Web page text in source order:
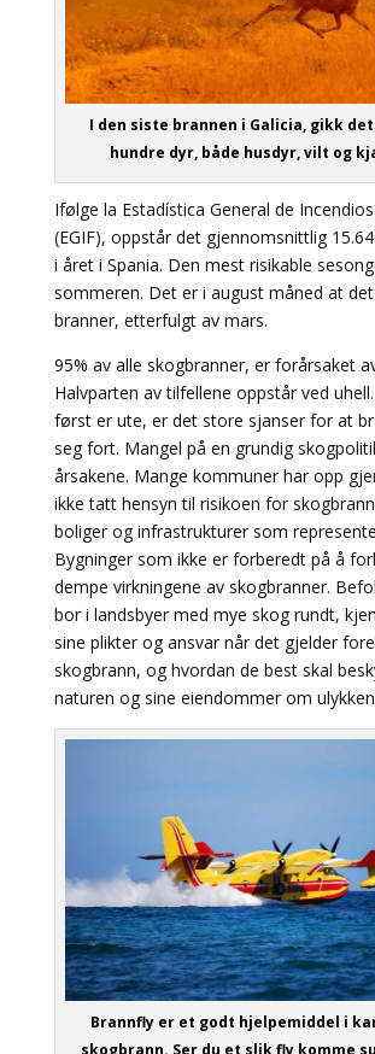
I den siste brannen i Galicia, gikk
hundre dyr, både husdyr, vilt og
Ifølge la Estadística General de
(EGIF), oppstår det gjennomsnittlig
i året i Spania. Den mest risikable
sommeren. Det er i august måned at
branner, etterfulgt av mars.
95% av alle skogbranner, er forårsaket
Halvparten av tilfellene oppstår ved
først er ute, er det store sjanser for at
seg fort. Mangel på en grundig
årsakene. Mange kommuner har opp
ikke tatt hensyn til risikoen for
boliger og infrastrukturer som
Bygninger som ikke er forberedt på å
dempe virkningene av skogbranner.
bor i landsbyer med mye skog rundt,
sine plikter og ansvar når det gjelder
skogbrann, og hvordan de best skal
naturen og sine eiendommer om
Brannfly er et godt hjelpemiddel i